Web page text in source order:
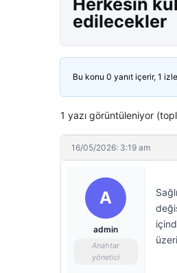
Herkesin
edilecekler
Bu konu 0 yanıt içerir, 1
1 yazı görüntüleniyor
16/05/2026: 3:19 am
A
admin
Anahtar
yönetici